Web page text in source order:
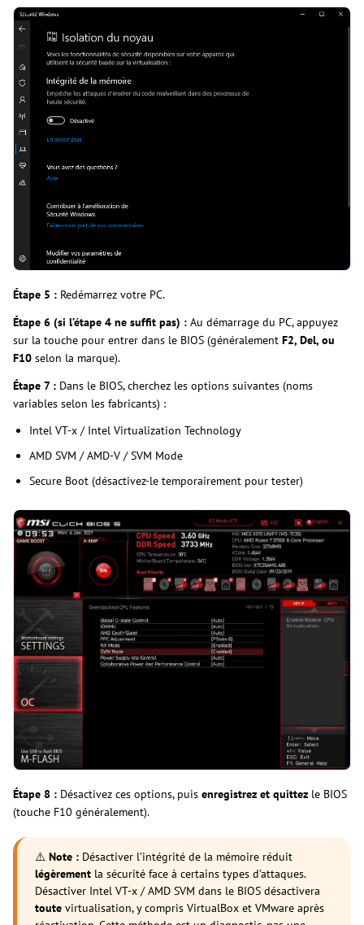
Étape 5 : Redémarrez votre PC.
Étape 6 (si l’étape 4 ne suffit pas) : Au démarrage du PC, appuyez
sur la touche pour entrer dans le BIOS (généralement F2, Del, ou
F10 selon la marque).
Étape 7 : Dans le BIOS, cherchez les options suivantes (noms
variables selon les fabricants) :
Intel VT-x / Intel Virtualization Technology
AMD SVM / AMD-V / SVM Mode
Secure Boot (désactivez-le temporairement pour tester)
Étape 8 : Désactivez ces options, puis enregistrez et quittez le BIOS
(touche F10 généralement).
⚠️ Note : Désactiver l’intégrité de la mémoire réduit
légèrement la sécurité face à certains types d’attaques.
Désactiver Intel VT-x / AMD SVM dans le BIOS désactivera
toute virtualisation, y compris VirtualBox et VMware après